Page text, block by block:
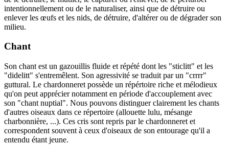
intentionnellement ou de le naturaliser, ainsi que de détruire ou
enlever les œufs et les nids, de détruire, d'altérer ou de dégrader son
milieu.
Chant
Son chant est un gazouillis fluide et répété dont les "sticlitt" et les
"didelitt" s'entremêlent. Son agressivité se traduit par un "crrrr"
guttural. Le chardonneret possède un répértoire riche et mélodieux
qu'on peut apprécier notamment en période d'accouplement avec
son "chant nuptial". Nous pouvons distinguer clairement les chants
d'autres oiseaux dans ce répertoire (allouette lulu, mésange
charbonnière, ...). Ces cris sont repris par le chardonneret et
correspondent souvent à ceux d'oiseaux de son entourage qu'il a
entendu étant jeune.